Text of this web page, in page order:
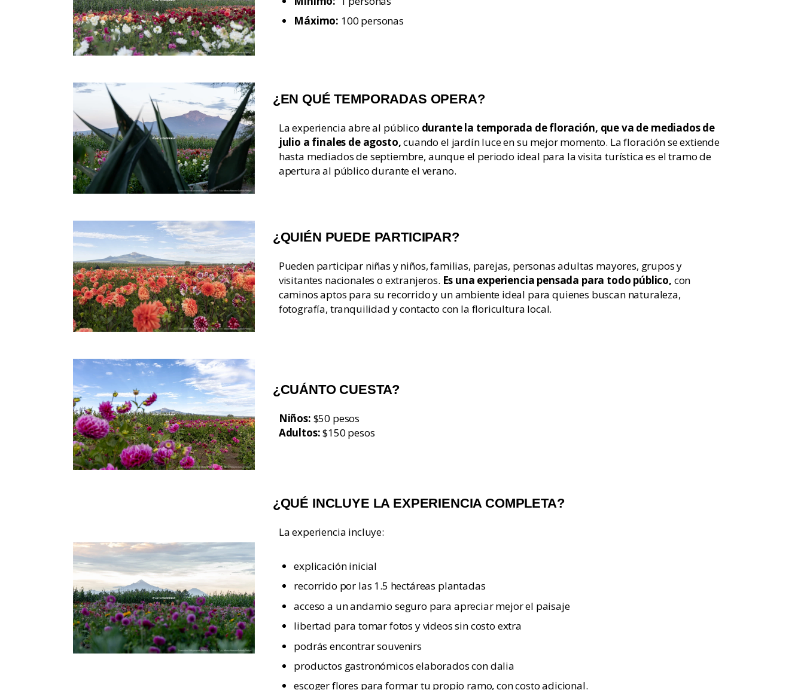
Máximo: 100 personas
¿EN QUÉ TEMPORADAS OPERA?
La experiencia abre al público durante la temporada de floración, que va de mediados de
julio a finales de agosto,cuando el jardín luce en su mejor momento. La floración se extiende
hasta mediados de septiembre, aunque el periodo ideal para la visita turística es el tramo de
apertura al público durante el verano.
¿QUIÉN PUEDE PARTICIPAR?
Pueden participar niñas y niños, familias, parejas, personas adultas mayores, grupos y
visitantes nacionales o extranjeros. Es una experiencia pensada para todo público, con
caminos aptos para su recorrido y un ambiente ideal para quienes buscan naturaleza,
fotografía, tranquilidad y contacto con la floricultura local.
¿CUÁNTO CUESTA?
Niños: $50 pesos
Adultos:$150 pesos
¿QUÉ INCLUYE LA EXPERIENCIA COMPLETA?
La experiencia incluye:
explicación inicial
recorrido por las 1.5 hectáreas plantadas
acceso a un andamio seguro para apreciar mejor el paisaje
libertad para tomar fotos y videos sin costo extra
podrás encontrar souvenirs
productos gastronómicos elaborados con dalia
escoger flores para formar tu propio ramo, con costo adicional.